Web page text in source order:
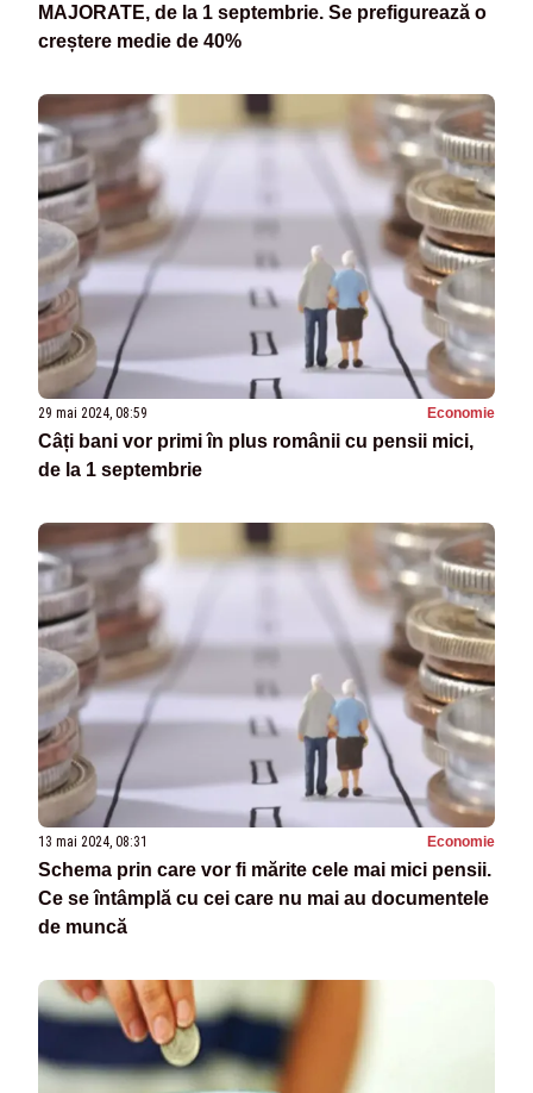
MAJORATE, de la 1 septembrie. Se prefigurează o
creștere medie de 40%
29 mai 2024, 08:59 Economie
Câți bani vor primi în plus românii cu pensii mici,
de la 1 septembrie
13 mai 2024, 08:31 Economie
Schema prin care vor fi mărite cele mai mici pensii.
Ce se întâmplă cu cei care nu mai au documentele
de muncă